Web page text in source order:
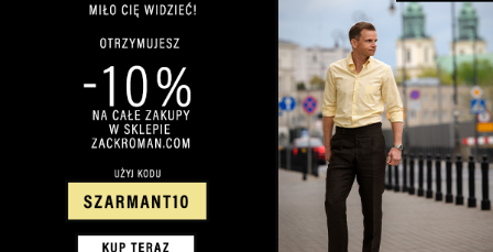
jednocześnie proste i skomplikowane. Jest to swego rodzaju
niedbalstwo i łamanie modowych reguł, ale co najważniejsze –
jest to świadome niedbalstwo, którego celem jest przede
wszystkim wyrażenie siebie. Rozpięcie koszuli […]